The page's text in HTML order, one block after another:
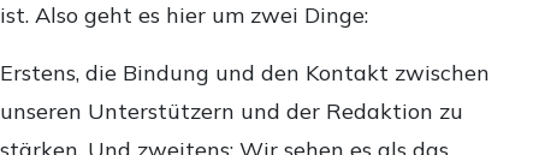
ist. Also geht es hier um zwei Dinge:
Erstens, die Bindung und den Kontakt zwischen
unseren Unterstützern und der Redaktion zu